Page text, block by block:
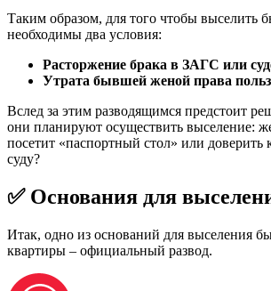
Таким образом, для того чтобы выселить
необходимы два условия:
Расторжение брака в ЗАГС или
Утрата бывшей женой права
Вслед за этим разводящимся предстоит
они планируют осуществить выселение:
посетит «паспортный стол» или доверить
суду?
✅ Основания для
Итак, одно из оснований для выселения
квартиры – официальный развод.